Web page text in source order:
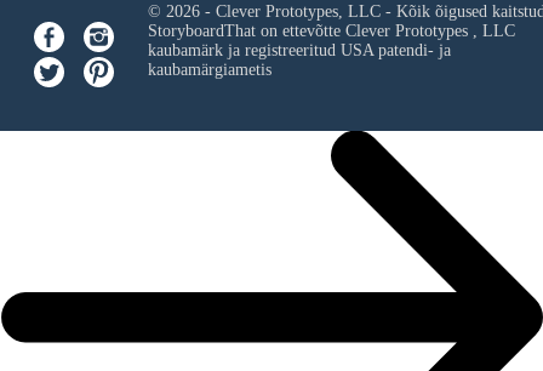
© 2026 - Clever Prototypes, LLC - Kõik õigused
StoryboardThat on ettevõtte Clever Prototypes , LLC
kaubamärk ja registreeritud USA patendi- ja
kaubamärgiametis